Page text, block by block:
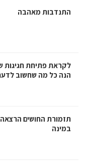
התנדבות מאהבה
הנה כל מה שחשוב
תזמורת החושים
במינה